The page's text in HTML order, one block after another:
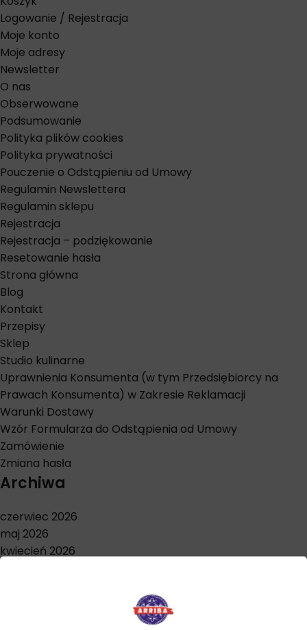
Logowanie / Rejestracja
Moje konto
Moje adresy
Newsletter
O nas
Obserwowane
Podsumowanie
Polityka plików cookies
Polityka prywatności
Pouczenie o Odstąpieniu od Umowy
Regulamin Newslettera
Regulamin sklepu
Rejestracja
Rejestracja – podziękowanie
Resetowanie hasła
Strona główna
Blog
Kontakt
Przepisy
Sklep
Studio kulinarne
Uprawnienia Konsumenta (w tym Przedsiębiorcy na
Prawach Konsumenta) w Zakresie Reklamacji
Warunki Dostawy
Wzór Formularza do Odstąpienia od Umowy
Zamówienie
Zmiana hasła
Archiwa
czerwiec 2026
maj 2026
kwiecień 2026